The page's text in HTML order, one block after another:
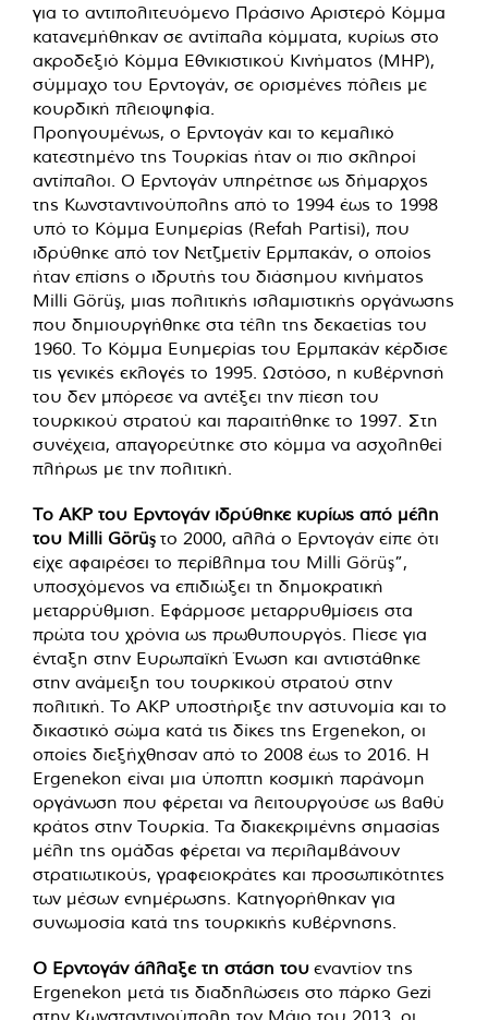
για το αντιπολιτευόμενο Πράσινο Αριστερό Κόμμα
κατανεμήθηκαν σε αντίπαλα κόμματα, κυρίως στο
ακροδεξιό Κόμμα Εθνικιστικού Κινήματος (MHP),
σύμμαχο του Ερντογάν, σε ορισμένες πόλεις με
κουρδική πλειοψηφία.
Προηγουμένως, ο Ερντογάν και το κεμαλικό
κατεστημένο της Τουρκίας ήταν οι πιο σκληροί
αντίπαλοι. Ο Ερντογάν υπηρέτησε ως δήμαρχος
της Κωνσταντινούπολης από το 1994 έως το 1998
υπό το Κόμμα Ευημερίας (Refah Partisi), που
ιδρύθηκε από τον Νετζμετίν Ερμπακάν, ο οποίος
ήταν επίσης ο ιδρυτής του διάσημου κινήματος
Milli Görüş, μιας πολιτικής ισλαμιστικής οργάνωσης
που δημιουργήθηκε στα τέλη της δεκαετίας του
1960. Το Κόμμα Ευημερίας του Ερμπακάν κέρδισε
τις γενικές εκλογές το 1995. Ωστόσο, η κυβέρνησή
του δεν μπόρεσε να αντέξει την πίεση του
τουρκικού στρατού και παραιτήθηκε το 1997. Στη
συνέχεια, απαγορεύτηκε στο κόμμα να ασχοληθεί
πλήρως με την πολιτική.
Το ΑΚΡ του Ερντογάν ιδρύθηκε κυρίως από μέλη
του Milli Görüş το 2000, αλλά ο Ερντογάν είπε ότι
είχε αφαιρέσει το περίβλημα του Milli Görüş”,
υποσχόμενος να επιδιώξει τη δημοκρατική
μεταρρύθμιση. Εφάρμοσε μεταρρυθμίσεις στα
πρώτα του χρόνια ως πρωθυπουργός. Πίεσε για
ένταξη στην Ευρωπαϊκή Ένωση και αντιστάθηκε
στην ανάμειξη του τουρκικού στρατού στην
πολιτική. Το AKP υποστήριξε την αστυνομία και το
δικαστικό σώμα κατά τις δίκες της Ergenekon, οι
οποίες διεξήχθησαν από το 2008 έως το 2016. Η
Ergenekon είναι μια ύποπτη κοσμική παράνομη
οργάνωση που φέρεται να λειτουργούσε ως βαθύ
κράτος στην Τουρκία. Τα διακεκριμένης σημασίας
μέλη της ομάδας φέρεται να περιλαμβάνουν
στρατιωτικούς, γραφειοκράτες και προσωπικότητες
των μέσων ενημέρωσης. Κατηγορήθηκαν για
συνωμοσία κατά της τουρκικής κυβέρνησης.
Ο Ερντογάν άλλαξε τη στάση του εναντίον της
Ergenekon μετά τις διαδηλώσεις στο πάρκο Gezi
στην Κωνσταντινούπολη τον Μάιο του 2013, οι